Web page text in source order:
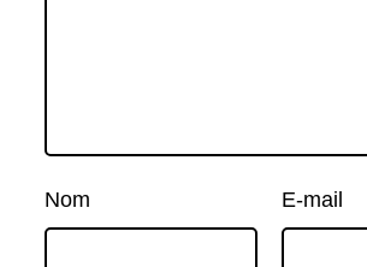
Nom E-mail